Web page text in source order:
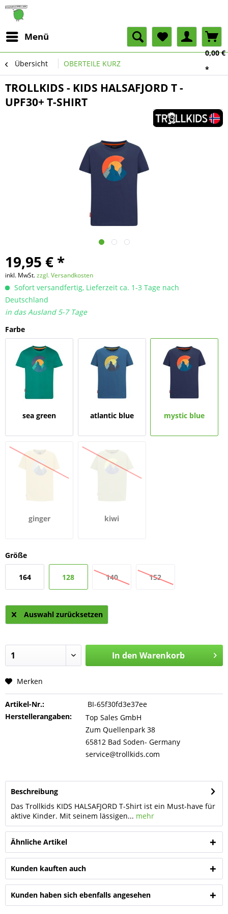
Menü
0,00 €
*
Übersicht OBERTEILE KURZ
TROLLKIDS - KIDS HALSAFJORD T -
UPF30+ T-SHIRT
19,95 € *
inkl. MwSt.zzgl. Versandkosten
Sofort versandfertig, Lieferzeit ca. 1-3 Tage nach
Deutschland
in das Ausland 5-7 Tage
Farbe
sea green atlantic blue mystic blue
ginger kiwi
Größe
164 128 140 152
Auswahl zurücksetzen
In den Warenkorb
Merken
Artikel-Nr.:
BI-65f30fd3e37ee
Herstellerangaben:
Top Sales GmbH
Zum Quellenpark 38
65812 Bad Soden- Germany
service@trollkids.com
Beschreibung
Das Trollkids KIDS HALSAFJORD T-Shirt ist ein Must-have für
aktive Kinder. Mit seinem lässigen... mehr
Ähnliche Artikel
Kunden kauften auch
Kunden haben sich ebenfalls angesehen